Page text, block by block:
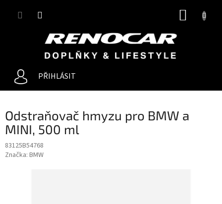
PŘIHLÁSIT
Odstraňovač hmyzu pro BMW a
MINI, 500 ml
83125B54768
Značka: BMW